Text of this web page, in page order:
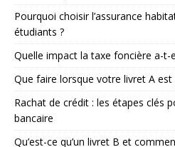
Pourquoi choisir l’assurance
étudiants ?
Quelle impact la taxe foncière a-t-
Que faire lorsque votre livret A est
Rachat de crédit : les étapes clés
bancaire
Qu’est-ce qu’un livret B et